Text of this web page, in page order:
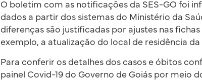
O boletim com as notificações da SES-GO foi
dados a partir dos sistemas do Ministério da
diferenças são justificadas por ajustes nas
exemplo, a atualização do local de residência da
Para conferir os detalhes dos casos e óbitos
painel Covid-19 do Governo de Goiás por meio